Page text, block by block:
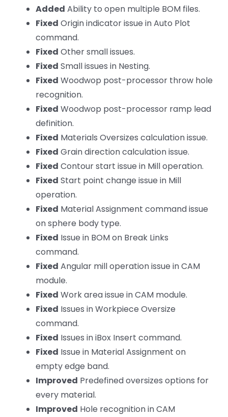
Added Ability to open multiple BOM files.
Fixed Origin indicator issue in Auto Plot
command.
Fixed Other small issues.
Fixed Small issues in Nesting.
Fixed Woodwop post-processor throw hole
recognition.
Fixed Woodwop post-processor ramp lead
definition.
Fixed Materials Oversizes calculation issue.
Fixed Grain direction calculation issue.
Fixed Contour start issue in Mill operation.
Fixed Start point change issue in Mill
operation.
Fixed Material Assignment command issue
on sphere body type.
Fixed Issue in BOM on Break Links
command.
Fixed Angular mill operation issue in CAM
module.
Fixed Work area issue in CAM module.
Fixed Issues in Workpiece Oversize
command.
Fixed Issues in iBox Insert command.
Fixed Issue in Material Assignment on
empty edge band.
Improved Predefined oversizes options for
every material.
Improved Hole recognition in CAM